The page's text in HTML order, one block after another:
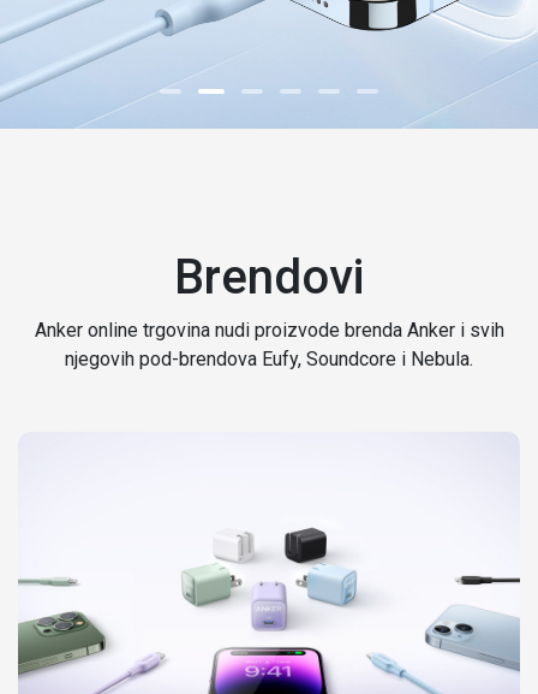
Brendovi
Anker online trgovina nudi proizvode brenda Anker i svih
njegovih pod-brendova Eufy, Soundcore i Nebula.